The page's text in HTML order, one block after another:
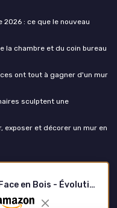
Tableau Chevalet Double Face en Bois - Évolutif, Réglable en Hauteur - Ardoise Blanche Magnétique + Ardoise pour Craie + Rouleau de papier - 23 Accessoires Inclus - Dès 3 ans, J09625
: ce que le nouveau
la chambre et du coin bureau
ont tout à gagner d'un mur
sculptent une
exposer et décorer un mur en